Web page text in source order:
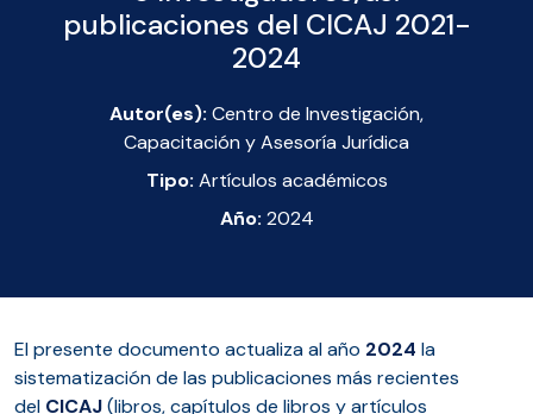
publicaciones del CICAJ 2021-
2024
Autor(es): Centro de Investigación,
Capacitación y Asesoría Jurídica
Tipo: Artículos académicos
Año: 2024
El presente documento actualiza al año 2024 la
sistematización de las publicaciones más recientes
del CICAJ(libros, capítulos de libros y artículos